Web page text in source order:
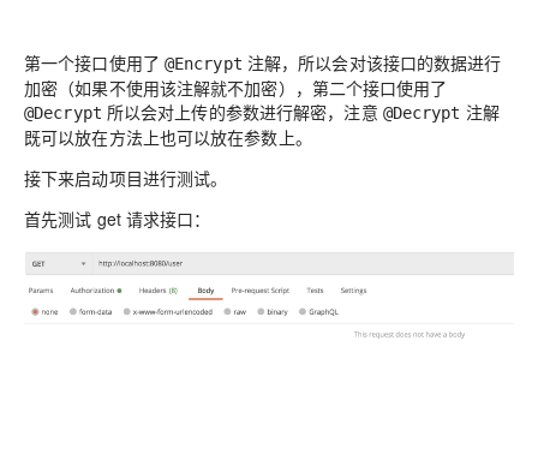
第一个接口使用了 @Encrypt 注解，所以会对该接口的数据进行
加密（如果不使用该注解就不加密），第二个接口使用了
@Decrypt 所以会对上传的参数进行解密，注意 @Decrypt 注解
既可以放在方法上也可以放在参数上。
接下来启动项目进行测试。
首先测试 get 请求接口：